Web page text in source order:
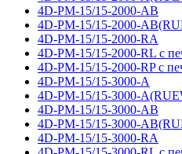
4D-PM-15/15-2000-AB
4D-PM-15/15-2000-
4D-PM-15/15-2000-RA
4D-PM-15/15-2000-RL с
4D-PM-15/15-2000-RP с
4D-PM-15/15-3000-A
4D-PM-15/15-3000-
4D-PM-15/15-3000-AB
4D-PM-15/15-3000-
4D-PM-15/15-3000-RA